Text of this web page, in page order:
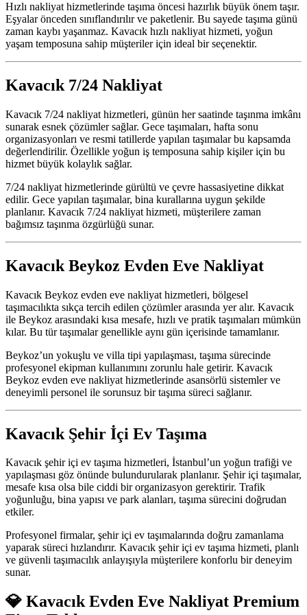
Hızlı nakliyat hizmetlerinde taşıma öncesi hazırlık büyük önem taşır.
Eşyalar önceden sınıflandırılır ve paketlenir. Bu sayede taşıma günü
zaman kaybı yaşanmaz. Kavacık hızlı nakliyat hizmeti, yoğun
yaşam temposuna sahip müşteriler için ideal bir seçenektir.
Kavacık 7/24 Nakliyat
Kavacık 7/24 nakliyat hizmetleri, günün her saatinde taşınma imkânı
sunarak esnek çözümler sağlar. Gece taşımaları, hafta sonu
organizasyonları ve resmi tatillerde yapılan taşımalar bu kapsamda
değerlendirilir. Özellikle yoğun iş temposuna sahip kişiler için bu
hizmet büyük kolaylık sağlar.
7/24 nakliyat hizmetlerinde gürültü ve çevre hassasiyetine dikkat
edilir. Gece yapılan taşımalar, bina kurallarına uygun şekilde
planlanır. Kavacık 7/24 nakliyat hizmeti, müşterilere zaman
bağımsız taşınma özgürlüğü sunar.
Kavacık Beykoz Evden Eve Nakliyat
Kavacık Beykoz evden eve nakliyat hizmetleri, bölgesel
taşımacılıkta sıkça tercih edilen çözümler arasında yer alır. Kavacık
ile Beykoz arasındaki kısa mesafe, hızlı ve pratik taşımaları mümkün
kılar. Bu tür taşımalar genellikle aynı gün içerisinde tamamlanır.
Beykoz’un yokuşlu ve villa tipi yapılaşması, taşıma sürecinde
profesyonel ekipman kullanımını zorunlu hale getirir. Kavacık
Beykoz evden eve nakliyat hizmetlerinde asansörlü sistemler ve
deneyimli personel ile sorunsuz bir taşıma süreci sağlanır.
Kavacık Şehir İçi Ev Taşıma
Kavacık şehir içi ev taşıma hizmetleri, İstanbul’un yoğun trafiği ve
yapılaşması göz önünde bulundurularak planlanır. Şehir içi taşımalar,
mesafe kısa olsa bile ciddi bir organizasyon gerektirir. Trafik
yoğunluğu, bina yapısı ve park alanları, taşıma sürecini doğrudan
etkiler.
Profesyonel firmalar, şehir içi ev taşımalarında doğru zamanlama
yaparak süreci hızlandırır. Kavacık şehir içi ev taşıma hizmeti, planlı
ve güvenli taşımacılık anlayışıyla müşterilere konforlu bir deneyim
sunar.
💎 Kavacık Evden Eve Nakliyat Premium